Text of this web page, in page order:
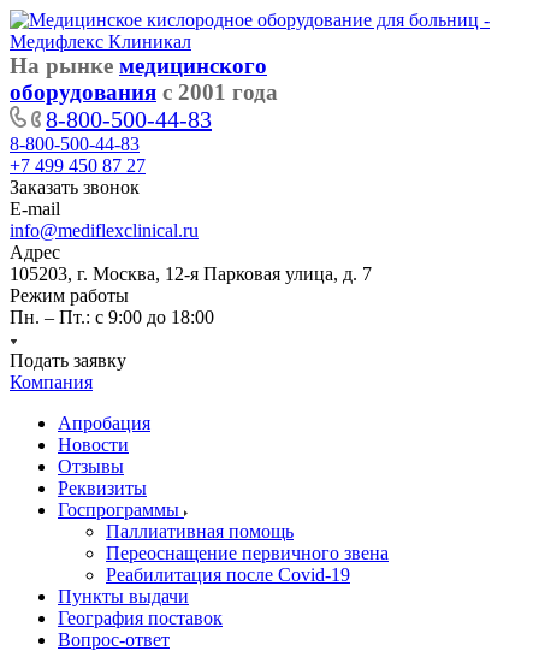
На рынке медицинского
оборудования с 2001 года
8-800-500-44-83
8-800-500-44-83
+7 499 450 87 27
Заказать звонок
E-mail
info@mediflexclinical.ru
Адрес
105203, г. Москва, 12-я Парковая улица, д. 7
Режим работы
Пн. – Пт.: с 9:00 до 18:00
Подать заявку
Компания
Апробация
Новости
Отзывы
Реквизиты
Госпрограммы
Паллиативная помощь
Переоснащение первичного звена
Реабилитация после Covid-19
Пункты выдачи
География поставок
Вопрос-ответ